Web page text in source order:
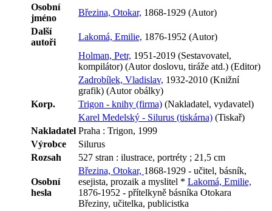
Osobní
jméno
Březina, Otokar, 1868-1929 (Autor)
Další
autoři
Lakomá, Emilie, 1876-1952 (Autor)
Holman, Petr, 1951-2019 (Sestavovatel,
kompilátor) (Autor doslovu, tiráže atd.) (Editor)
Zadrobílek, Vladislav, 1932-2010 (Knižní
grafik) (Autor obálky)
Korp.
Trigon - knihy (firma) (Nakladatel, vydavatel)
Karel Medelský - Silurus (tiskárna) (Tiskař)
Nakladatel Praha : Trigon, 1999
Výrobce
Silurus
Rozsah
527 stran : ilustrace, portréty ; 21,5 cm
Osobní
hesla
Březina, Otokar, 1868-1929 - učitel, básník,
esejista, prozaik a myslitel * Lakomá, Emilie,
1876-1952 - přítelkyně básníka Otokara
Březiny, učitelka, publicistka